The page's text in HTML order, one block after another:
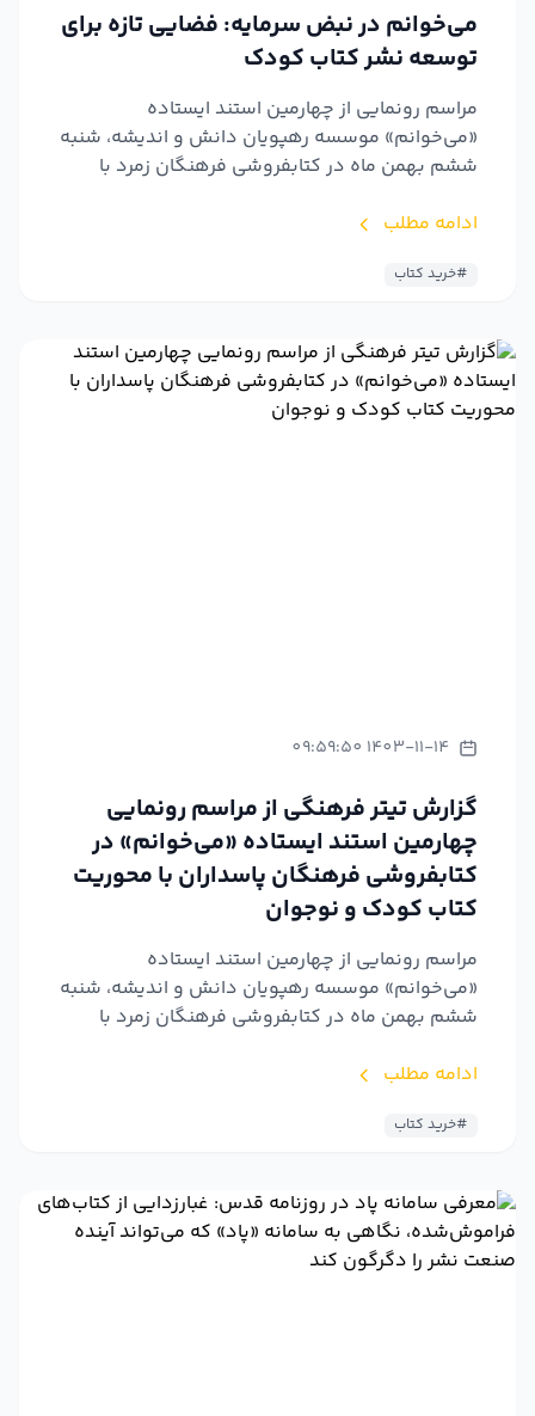
می‌خوانم در نبض سرمایه: فضایی تازه برای
توسعه نشر کتاب کودک
مراسم رونمایی از چهارمین استند ایستاده
«می‌خوانم» موسسه رهپویان دانش و اندیشه، شنبه
ششم بهمن ماه در کتابفروشی فرهنگان زمرد با
ادامه مطلب
#خرید کتاب
1403-11-14 09:59:50
گزارش تیتر فرهنگی از مراسم رونمایی
چهارمین استند ایستاده «می‌خوانم» در
کتابفروشی فرهنگان پاسداران با محوریت
کتاب کودک و نوجوان
مراسم رونمایی از چهارمین استند ایستاده
«می‌خوانم» موسسه رهپویان دانش و اندیشه، شنبه
ششم بهمن ماه در کتابفروشی فرهنگان زمرد با
ادامه مطلب
#خرید کتاب